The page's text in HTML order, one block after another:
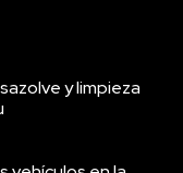
y limpieza